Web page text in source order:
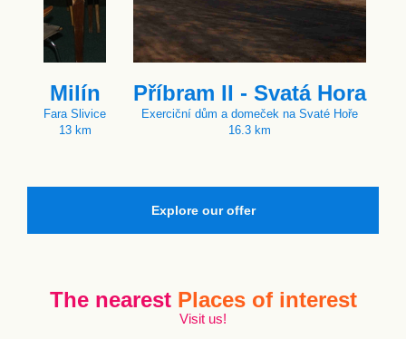
Milín
Fara Slivice
13 km
Příbram II - Svatá Hora
Exerciční dům a domeček na Svaté Hoře
16.3 km
Explore our offer
The nearest Places of interest
Visit us!